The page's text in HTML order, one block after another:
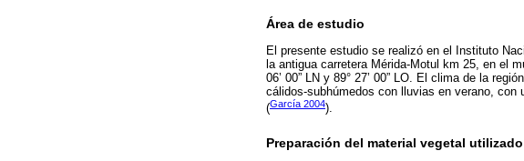
Área de estudio
El presente estudio se realizó en el Instituto
la antigua carretera Mérida-Motul km 25, en el
06’ 00” LN y 89° 27’ 00” LO. El clima de la
cálidos-subhúmedos con lluvias en verano, con
(García 2004).
Preparación del material vegetal utilizado